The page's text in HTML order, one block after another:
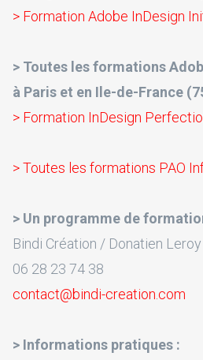
> Formation Adobe InDesign
> Toutes les formations
à Paris et en Ile-de-France
> Formation InDesign
> Toutes les formations PAO
> Un programme de
Bindi Création / Donatien Leroy
06 28 23 74 38
contact@bindi-creation.com
> Informations pratiques :